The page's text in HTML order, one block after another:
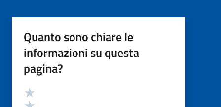
Quanto sono chiare le
informazioni su questa
pagina?
Valutazione